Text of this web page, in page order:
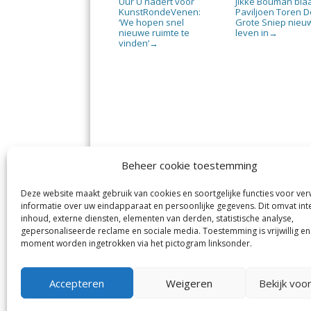
Beheer cookie toestemming
Deze website maakt gebruik van cookies en soortgelijke functies voor
informatie over uw eindapparaat en persoonlijke gegevens. Dit omvat
inhoud, externe diensten, elementen van derden, statistische analyse,
gepersonaliseerde reclame en sociale media. Toestemming is vrijwillig
moment worden ingetrokken via het pictogram linksonder.
Accepteren Weigeren Bekijk
KunstRondeVenen:
‘We hopen snel
nieuwe ruimte te
vinden’→
Paviljoen Toren
Grote Sniep
leven in →
De Nieuwe Meerbode
Visserstraat 10
1431 GJ Aalsmeer
0297-341900
info@meerbode.nl
en
De